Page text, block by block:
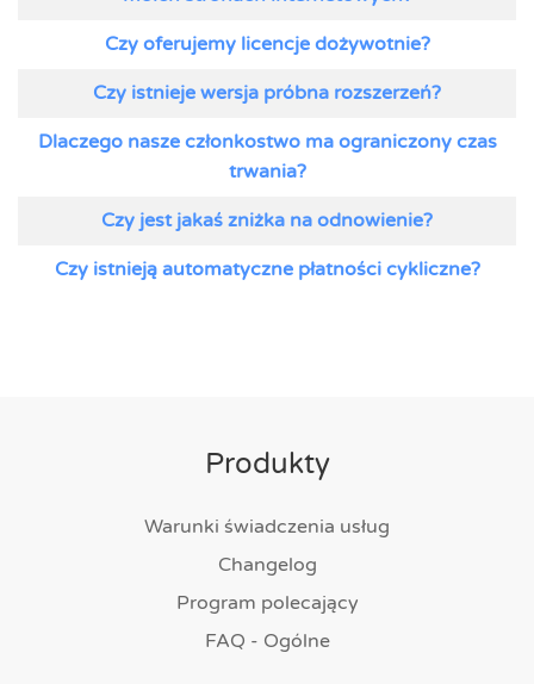
Czy oferujemy licencje dożywotnie?
Czy istnieje wersja próbna rozszerzeń?
Dlaczego nasze członkostwo ma ograniczony czas
trwania?
Czy jest jakaś zniżka na odnowienie?
Czy istnieją automatyczne płatności cykliczne?
Produkty
Warunki świadczenia usług
Changelog
Program polecający
FAQ - Ogólne